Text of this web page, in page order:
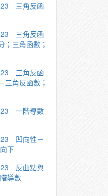
三角反函
三角反函
；三角函數；
三角反函
三角反函數；
一階導數
凹向性－
下
反曲點與
導數